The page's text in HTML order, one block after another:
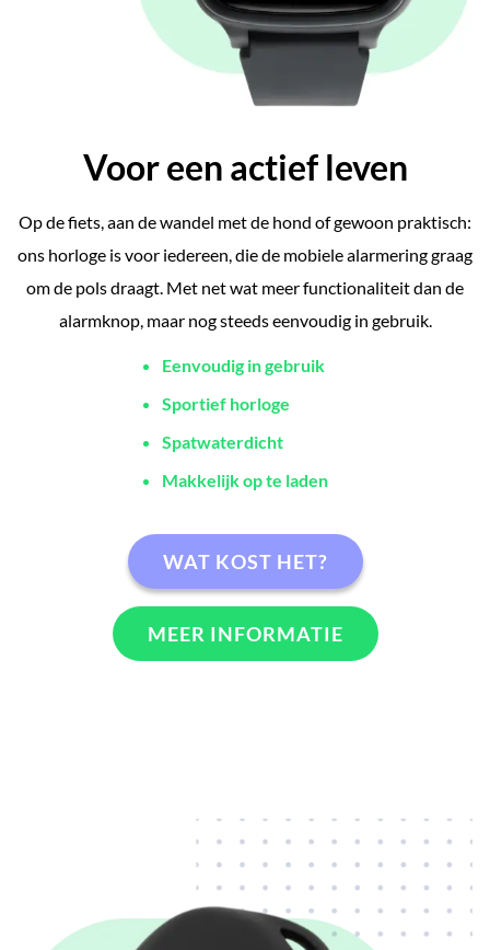
Voor een actief leven
Op de fiets, aan de wandel met de hond of gewoon praktisch:
ons horloge is voor iedereen, die de mobiele alarmering graag
om de pols draagt. Met net wat meer functionaliteit dan de
alarmknop, maar nog steeds eenvoudig in gebruik.
Eenvoudig in gebruik
Sportief horloge
Spatwaterdicht
Makkelijk op te laden
WAT KOST HET?
MEER INFORMATIE